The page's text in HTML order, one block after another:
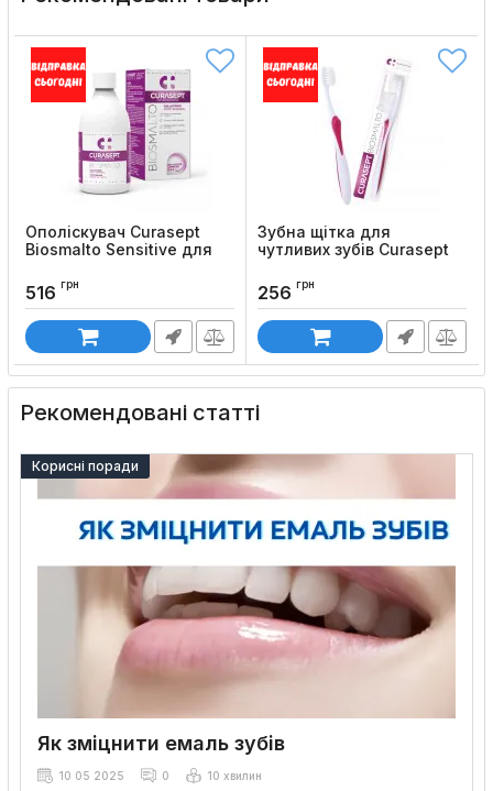
Ополіскувач Curasept
Biosmalto Sensitive для
Код товару:
516 грн
Зубна щітка для
чутливих зубів Curasept
Код товару:
256 грн
Рекомендовані статті
Корисні поради
Як зміцнити емаль зубів
10 05 2025 0 10 хвилин